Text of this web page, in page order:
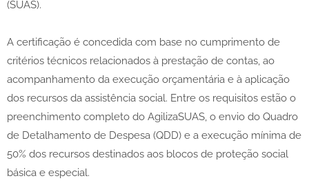
(SUAS).
A certificação é concedida com base no cumprimento de
critérios técnicos relacionados à prestação de contas, ao
acompanhamento da execução orçamentária e à aplicação
dos recursos da assistência social. Entre os requisitos estão o
preenchimento completo do AgilizaSUAS, o envio do Quadro
de Detalhamento de Despesa (QDD) e a execução mínima de
50% dos recursos destinados aos blocos de proteção social
básica e especial.